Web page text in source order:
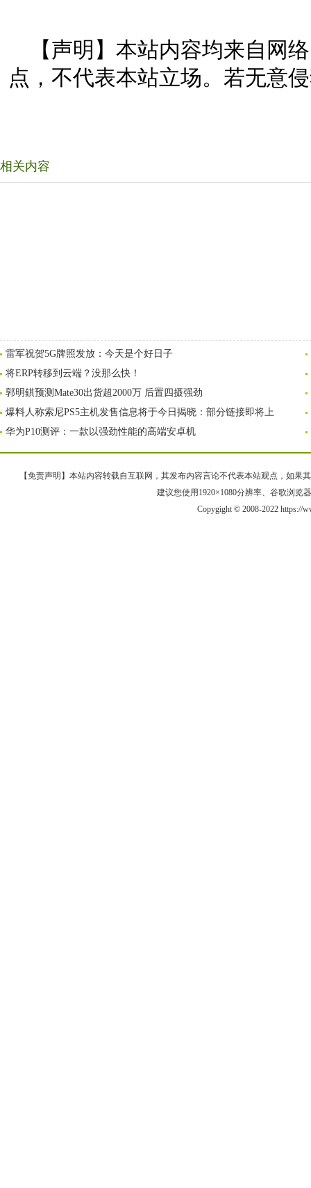
【声明】本站内容均来自网
点，不代表本站立场。若无意
相关内容
雷军祝贺5G牌照发放：今天是个好日子
将ERP转移到云端？没那么快！
郭明錤预测Mate30出货超2000万 后置四摄强劲
爆料人称索尼PS5主机发售信息将于今日揭晓：部分链接即将上
华为P10测评：一款以强劲性能的高端安卓机
【免责声明】本站内容转载自互联网，其发布内容言论不代表本站观点，如果
建议您使用1920×1080分辨率、谷歌浏览
Copygight © 2008-2022 https://